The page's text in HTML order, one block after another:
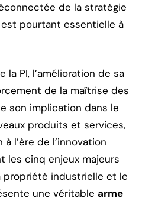
de la stratégie
pourtant essentielle à
PI, l’amélioration de sa
de la maîtrise des
son implication dans le
produits et services,
l’ère de l’innovation
les cinq enjeux majeurs
propriété industrielle et le
une véritable arme